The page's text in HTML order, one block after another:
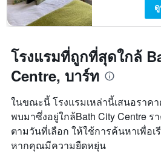
โรงแรมที่ถูกที่สุดใกล้
Centre, บาร์ท
ในขณะนี้ โรงแรมเหล่านี้เสนอราค
พบมาซึ่งอยู่ใกล้Bath City Centre ร
ตามวันที่เลือก ให้ใช้การค้นหาเพื่อเ
หากคุณมีความยืดหยุ่น